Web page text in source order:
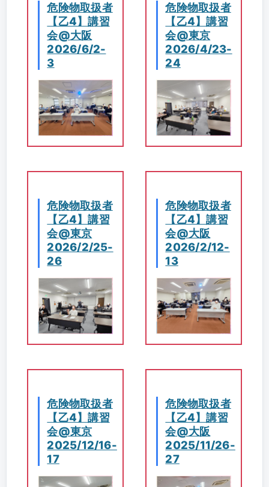
危険物取扱者
【乙4】講習
会@大阪
2026/6/2-
3
危険物取扱者
【乙4】講習
会@東京
2026/4/23-
24
危険物取扱者
【乙4】講習
会@東京
2026/2/25-
26
危険物取扱者
【乙4】講習
会@大阪
2026/2/12-
13
危険物取扱者
【乙4】講習
会@東京
2025/12/16-
17
危険物取扱者
【乙4】講習
会@大阪
2025/11/26-
27